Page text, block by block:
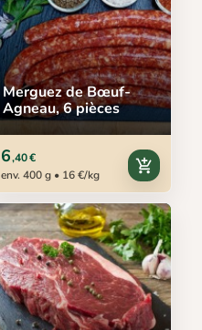
Merguez de Bœuf-
Agneau, 6 pièces
6,40 €
env. 400 g • 16 €/kg
add_shopping_cart